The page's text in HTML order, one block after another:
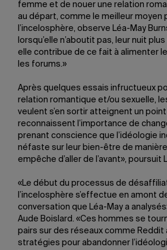
femme et de nouer une relation
au départ, comme le meilleur moyen
l’incelosphère, observe Léa-May
lorsqu’elle n’aboutit pas, leur nuit
elle contribue de ce fait à alimenter
les forums.»
Après quelques essais infructueux
relation romantique et/ou sexuelle,
veulent s’en sortir atteignent un
reconnaissent l’importance de
prenant conscience que l’idéologie
néfaste sur leur bien-être de
empêche d’aller de l’avant», poursuit
«Le début du processus de
l’incelosphère s’effectue en amont
conversation que Léa-May a
Aude Boislard. «Ces hommes se
pairs sur des réseaux comme Reddit
stratégies pour abandonner